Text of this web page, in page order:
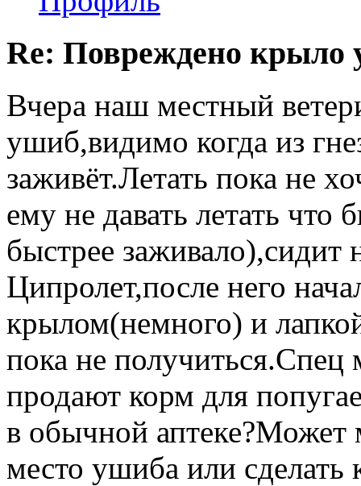
Re: Повреждено крыло
Вчера наш местный
ушиб,видимо когда из
заживёт.Летать пока не
ему не давать летать
быстрее
Ципролет,после него
крылом(немного) и
пока не получиться.Спец
продают корм для
в обычной аптеке?Может
место ушиба или